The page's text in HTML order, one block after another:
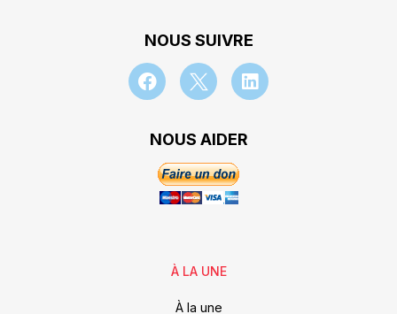
NOUS SUIVRE
NOUS AIDER
À LA UNE
À la une